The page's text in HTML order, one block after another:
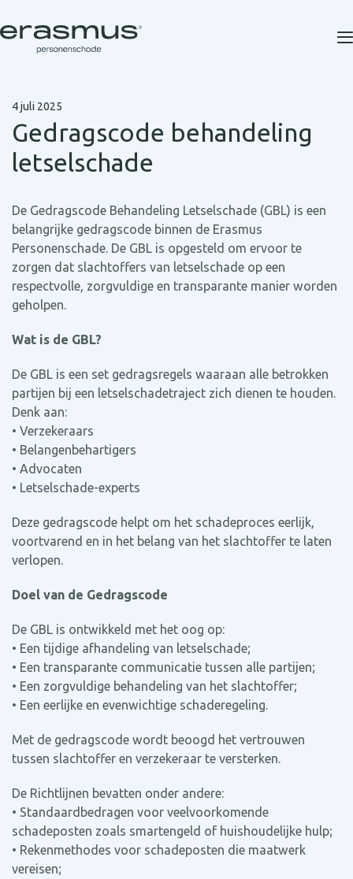
4 juli 2025
Gedragscode behandeling
letselschade
De Gedragscode Behandeling Letselschade (GBL) is een
belangrijke gedragscode binnen de Erasmus
Personenschade. De GBL is opgesteld om ervoor te
zorgen dat slachtoffers van letselschade op een
respectvolle, zorgvuldige en transparante manier worden
geholpen.
Wat is de GBL?
De GBL is een set gedragsregels waaraan alle betrokken
partijen bij een letselschadetraject zich dienen te houden.
Denk aan:
• Verzekeraars
• Belangenbehartigers
• Advocaten
• Letselschade-experts
Deze gedragscode helpt om het schadeproces eerlijk,
voortvarend en in het belang van het slachtoffer te laten
verlopen.
Doel van de Gedragscode
De GBL is ontwikkeld met het oog op:
• Een tijdige afhandeling van letselschade;
• Een transparante communicatie tussen alle partijen;
• Een zorgvuldige behandeling van het slachtoffer;
• Een eerlijke en evenwichtige schaderegeling.
Met de gedragscode wordt beoogd het vertrouwen
tussen slachtoffer en verzekeraar te versterken.
De Richtlijnen bevatten onder andere:
• Standaardbedragen voor veelvoorkomende
schadeposten zoals smartengeld of huishoudelijke hulp;
• Rekenmethodes voor schadeposten die maatwerk
vereisen;